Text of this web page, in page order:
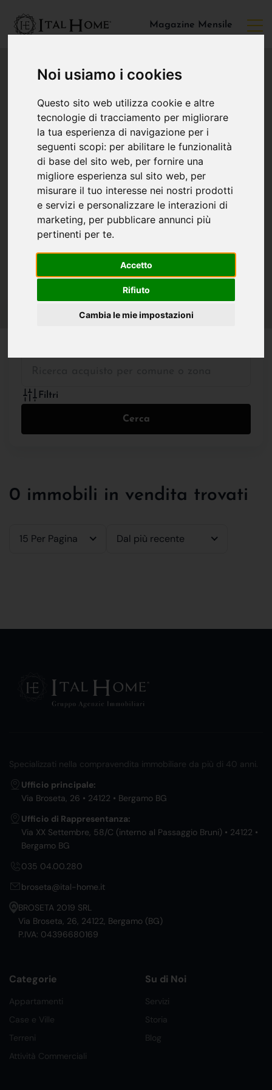
Noi usiamo i cookies
Questo sito web utilizza cookie e altre
tecnologie di tracciamento per migliorare
la tua esperienza di navigazione per i
seguenti scopi: per abilitare le funzionalità
di base del sito web, per fornire una
migliore esperienza sul sito web, per
misurare il tuo interesse nei nostri prodotti
e servizi e personalizzare le interazioni di
marketing, per pubblicare annunci più
pertinenti per te.
Accetto
Rifiuto
Cambia le mie impostazioni
Magazine Mensile
Filtri
Cerca
0 immobili in vendita trovati
15 Per Pagina Dal più recente
Specializzati nella compravendita immobiliare da più di 40 anni.
Ufficio principale:
Via Broseta, 26 • 24122 • Bergamo BG
Ufficio di Rappresentanza:
Via XX Settembre, 58/C (interno al Passaggio Bruni) • 24122 •
Bergamo BG
035 04.00.280
broseta@ital-home.it
BROSETA 2019 SRL
Via Broseta, 26, 24122, Bergamo (BG)
P.IVA: 04396680169
Categorie
Appartamenti
Case e Ville
Terreni
Attività Commerciali
Su di Noi
Servizi
Storia
Blog